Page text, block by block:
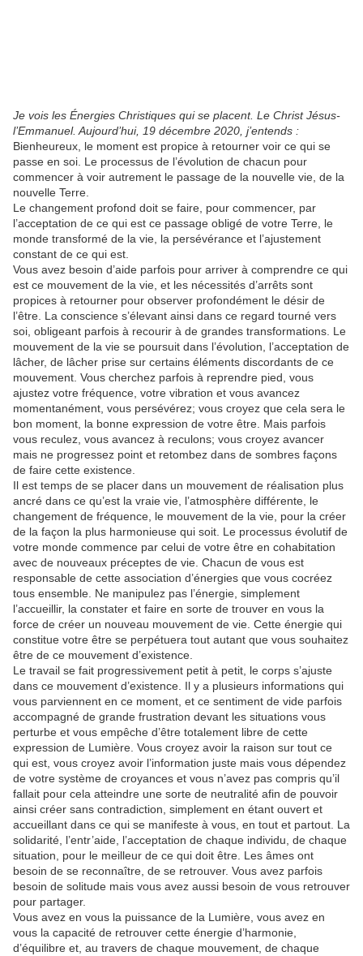
Je vois les Énergies Christiques qui se placent. Le Christ Jésus-
l’Emmanuel. Aujourd’hui, 19 décembre 2020, j’entends :
Bienheureux, le moment est propice à retourner voir ce qui se
passe en soi. Le processus de l’évolution de chacun pour
commencer à voir autrement le passage de la nouvelle vie, de la
nouvelle Terre.
Le changement profond doit se faire, pour commencer, par
l’acceptation de ce qui est ce passage obligé de votre Terre, le
monde transformé de la vie, la persévérance et l’ajustement
constant de ce qui est.
Vous avez besoin d’aide parfois pour arriver à comprendre ce qui
est ce mouvement de la vie, et les nécessités d’arrêts sont
propices à retourner pour observer profondément le désir de
l’être. La conscience s’élevant ainsi dans ce regard tourné vers
soi, obligeant parfois à recourir à de grandes transformations. Le
mouvement de la vie se poursuit dans l’évolution, l’acceptation de
lâcher, de lâcher prise sur certains éléments discordants de ce
mouvement. Vous cherchez parfois à reprendre pied, vous
ajustez votre fréquence, votre vibration et vous avancez
momentanément, vous persévérez; vous croyez que cela sera le
bon moment, la bonne expression de votre être. Mais parfois
vous reculez, vous avancez à reculons; vous croyez avancer
mais ne progressez point et retombez dans de sombres façons
de faire cette existence.
Il est temps de se placer dans un mouvement de réalisation plus
ancré dans ce qu’est la vraie vie, l’atmosphère différente, le
changement de fréquence, le mouvement de la vie, pour la créer
de la façon la plus harmonieuse qui soit. Le processus évolutif de
votre monde commence par celui de votre être en cohabitation
avec de nouveaux préceptes de vie. Chacun de vous est
responsable de cette association d’énergies que vous cocréez
tous ensemble. Ne manipulez pas l’énergie, simplement
l’accueillir, la constater et faire en sorte de trouver en vous la
force de créer un nouveau mouvement de vie. Cette énergie qui
constitue votre être se perpétuera tout autant que vous souhaitez
être de ce mouvement d’existence.
Le travail se fait progressivement petit à petit, le corps s’ajuste
dans ce mouvement d’existence. Il y a plusieurs informations qui
vous parviennent en ce moment, et ce sentiment de vide parfois
accompagné de grande frustration devant les situations vous
perturbe et vous empêche d’être totalement libre de cette
expression de Lumière. Vous croyez avoir la raison sur tout ce
qui est, vous croyez avoir l’information juste mais vous dépendez
de votre système de croyances et vous n’avez pas compris qu’il
fallait pour cela atteindre une sorte de neutralité afin de pouvoir
ainsi créer sans contradiction, simplement en étant ouvert et
accueillant dans ce qui se manifeste à vous, en tout et partout. La
solidarité, l’entr’aide, l’acceptation de chaque individu, de chaque
situation, pour le meilleur de ce qui doit être. Les âmes ont
besoin de se reconnaître, de se retrouver. Vous avez parfois
besoin de solitude mais vous avez aussi besoin de vous retrouver
pour partager.
Vous avez en vous la puissance de la Lumière, vous avez en
vous la capacité de retrouver cette énergie d’harmonie,
d’équilibre et, au travers de chaque mouvement, de chaque